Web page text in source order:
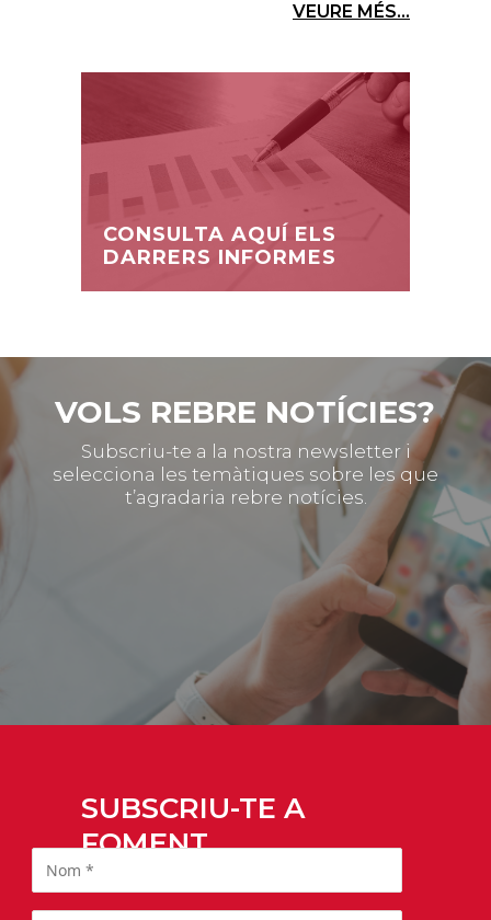
VEURE MÉS...
CONSULTA AQUÍ ELS
DARRERS INFORMES
VOLS REBRE NOTÍCIES?
Subscriu-te a la nostra newsletter i
selecciona les temàtiques sobre les que
t’agradaria rebre notícies.
SUBSCRIU-TE A
FOMENT